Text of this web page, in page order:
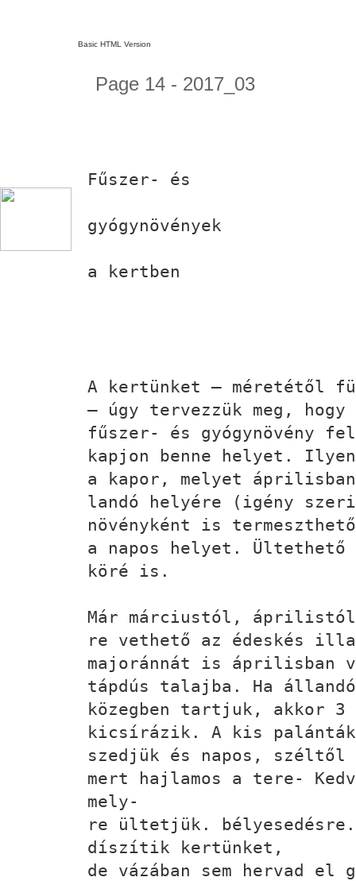
Basic HTML Version
Page 14 - 2017_03
Fűszer- és
gyógynövények
a kertben
A kertünket – méretétől
– úgy tervezzük meg, hogy
fűszer- és gyógynövény
kapjon benne helyet.
a kapor, melyet
landó helyére (igény
növényként is
a napos helyet. Ültethető
köré is.
Már márciustól, áprilistól
re vethető az édeskés
majoránnát is áprilisban
tápdús talajba. Ha
közegben tartjuk, akkor
kicsírázik. A kis
szedjük és napos,
mert hajlamos a tere-
mely-
re ültetjük.
díszítik kertünket,
de vázában sem hervad el